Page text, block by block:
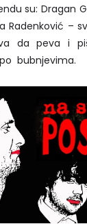
su: Dragan
Radenković –
da peva i
bubnjevima.